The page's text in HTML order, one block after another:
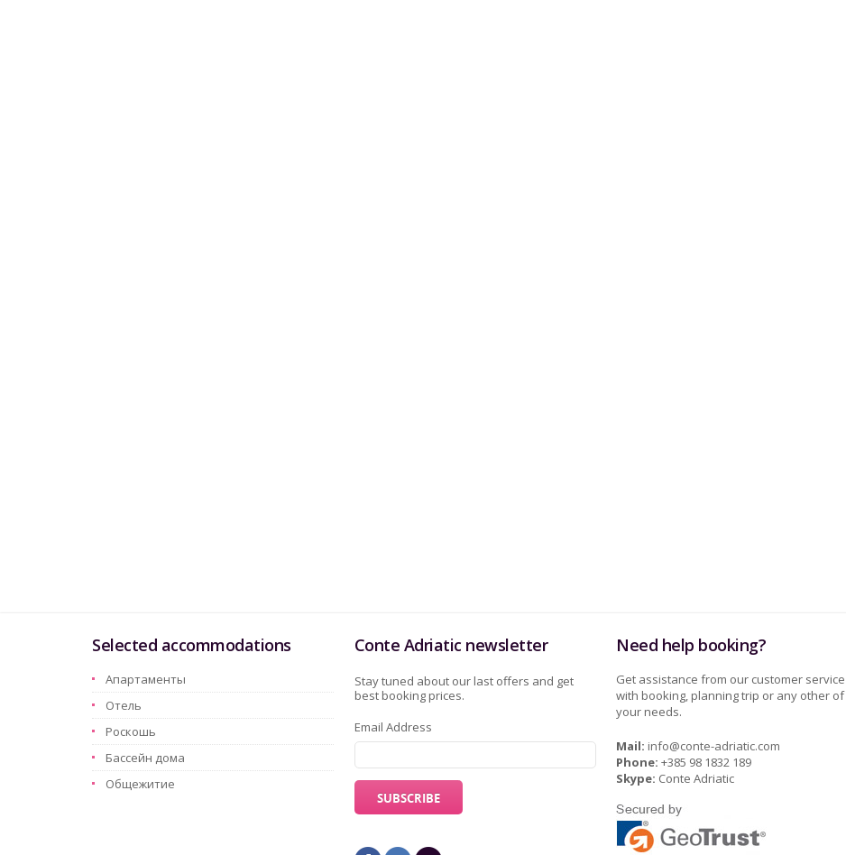
Selected accommodations
Aпартаменты
Oтель
Pоскошь
Бассейн дома
Oбщежитие
Conte Adriatic newsletter
Stay tuned about our last offers and get
best booking prices.
Email Address
Need help booking?
Get assistance from our customer service
with booking, planning trip or any other of
your needs.
Mail: info@conte-adriatic.com
Phone: +385 98 1832 189
Skype: Conte Adriatic